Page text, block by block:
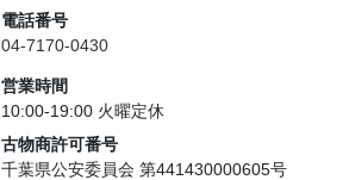
電話番号
04-7170-0430
営業時間
10:00-19:00 火曜定休
古物商許可番号
千葉県公安委員会 第441430000605号